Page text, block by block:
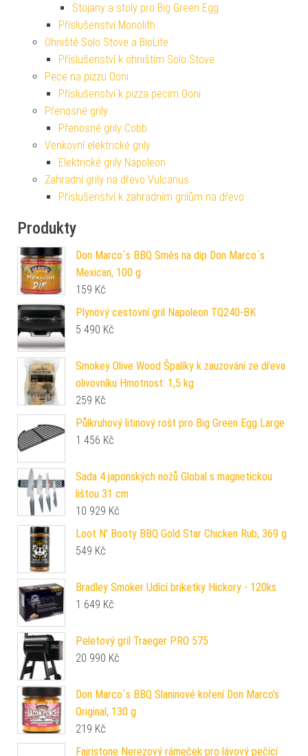
Stojany a stoly pro Big Green Egg
Příslušenství Monolith
Ohniště Solo Stove a BioLite
Příslušenství k ohništím Solo Stove
Pece na pizzu Ooni
Příslušenství k pizza pecím Ooni
Přenosné grily
Přenosné grily Cobb
Venkovní elektrické grily
Elektrické grily Napoleon
Zahradní grily na dřevo Vulcanus
Příslušenství k zahradním grilům na dřevo
Produkty
Don Marco´s BBQ Směs na dip Don Marco´s
Mexican, 100 g
159 Kč
Plynový cestovní gril Napoleon TQ240-BK
5 490 Kč
Smokey Olive Wood Špalíky k zauzování ze dřeva
olivovníku Hmotnost: 1,5 kg
259 Kč
Půlkruhový litinový rošt pro Big Green Egg Large
1 456 Kč
Sada 4 japonských nožů Global s magnetickou
lištou 31 cm
10 929 Kč
Loot N' Booty BBQ Gold Star Chicken Rub, 369 g
549 Kč
Bradley Smoker Udící briketky Hickory - 120ks
1 649 Kč
Peletový gril Traeger PRO 575
20 990 Kč
Don Marco´s BBQ Slaninové koření Don Marco’s
Original, 130 g
219 Kč
Fajristone Nerezový rámeček pro lávový pečící